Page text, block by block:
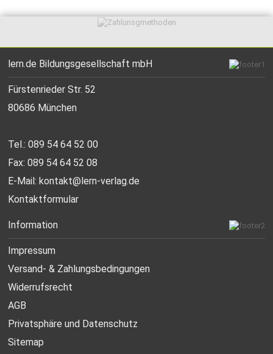
lern.de Bildungsgesellschaft mbH
Fürstenrieder Str. 52
80686 München
Tel.: 089 54 64 52 00
Fax: 089 54 64 52 08
E-Mail:kontakt@lern-verlag.de
Kontaktformular
Information
Impressum
Versand- & Zahlungsbedingungen
Widerrufsrecht
AGB
Privatsphäre und Datenschutz
Sitemap